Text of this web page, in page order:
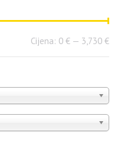
Cijena: 0 € — 3,730 €